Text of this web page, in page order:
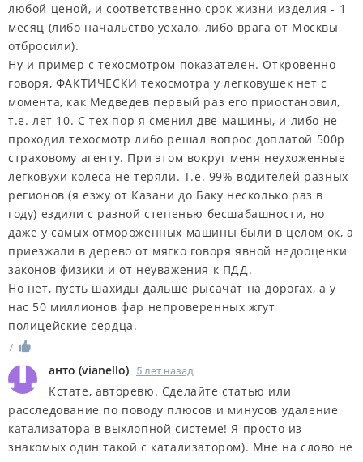
любой ценой, и соответственно срок жизни изделия - 1
месяц (либо начальство уехало, либо врага от Москвы
отбросили).
Ну и пример с техосмотром показателен. Откровенно
говоря, ФАКТИЧЕСКИ техосмотра у легковушек нет с
момента, как Медведев первый раз его приостановил,
т.е. лет 10. С тех пор я сменил две машины, и либо не
проходил техосмотр либо решал вопрос доплатой 500р
страховому агенту. При этом вокруг меня неухоженные
легковухи колеса не теряли. Т.е. 99% водителей разных
регионов (я езжу от Казани до Баку несколько раз в
году) ездили с разной степенью бесшабашности, но
даже у самых отмороженных машины были в целом ок, а
приезжали в дерево от мягко говоря явной недооценки
законов физики и от неуважения к ПДД.
Но нет, пусть шахиды дальше рысачат на дорогах, а у
нас 50 миллионов фар непроверенных жгут
полицейские сердца.
7
анто (vianello) 5 лет назад
Кстате, авторевю. Сделайте статью или
расследование по поводу плюсов и минусов удаление
катализатора в выхлопной системе! Я просто из
знакомых один такой с катализатором). Мне на слово не